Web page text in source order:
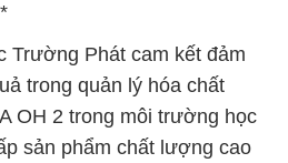
Trường Phát cam kết đảm
trong quản lý hóa chất
OH 2 trong môi trường học
sản phẩm chất lượng cao